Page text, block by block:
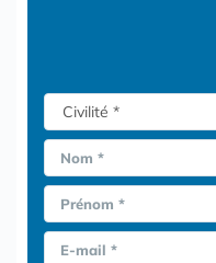
Nom *
Prénom *
E-mail *